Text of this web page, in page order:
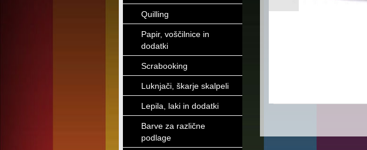
Quilling
Papir, voščilnice in
dodatki
Scrabooking
Luknjači, škarje skalpeli
Lepila, laki in dodatki
Barve za različne
podlage